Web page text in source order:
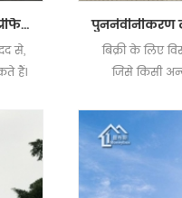
2018 बेस्ट सेलिंग इजी असेंबली प्रीफैब्रिकेटेड मोबाइल फोल्डिंग कंटेनर हाउस
से,
हैं।
बिक्री के लिए
जिसे किसी